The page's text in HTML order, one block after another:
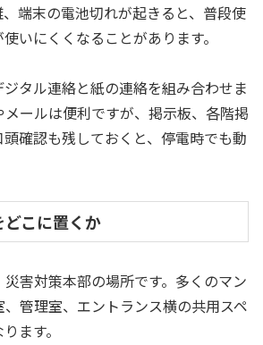
端末の電池切れが起きると、普段使
いにくくなることがあります。
タル連絡と紙の連絡を組み合わせま
メールは便利ですが、掲示板、各階掲
確認も残しておくと、停電時でも動
こに置くか
害対策本部の場所です。多くのマン
管理室、エントランス横の共用スペ
ます。